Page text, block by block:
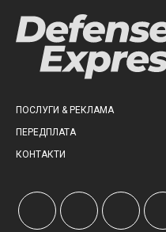
ПОСЛУГИ & РЕКЛАМА
ПЕРЕДПЛАТА
КОНТАКТИ